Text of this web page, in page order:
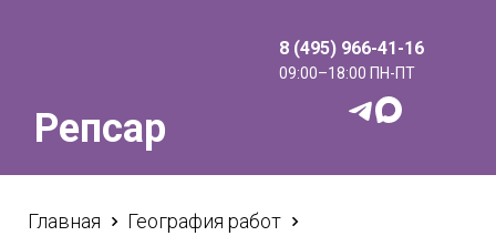
8 (495) 966-41-16
09:00–18:00 ПН-ПТ
Репсар
Главная
География работ